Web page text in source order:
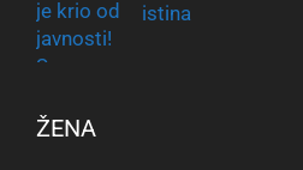
istina
ŽENA